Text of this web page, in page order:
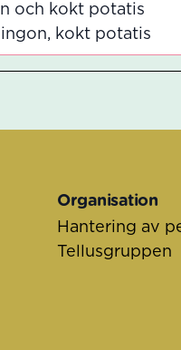
och kokt potatis
kokt potatis
Organisation
Hantering av
Tellusgruppen